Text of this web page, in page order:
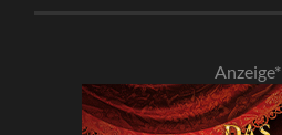
Anzeige*